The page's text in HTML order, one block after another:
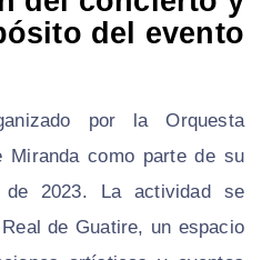
del evento
por la Orquesta
Miranda como parte de su
de 2023. La actividad se
de Guatire, un espacio